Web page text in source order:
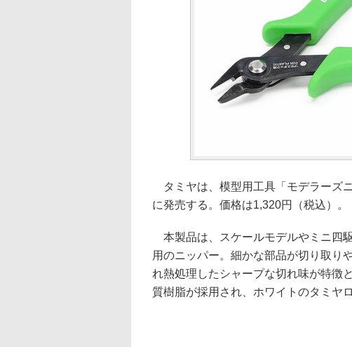
タミヤは、模型用工具「モデラーズ
に発売する。価格は1,320円（税込）。
本製品は、スケールモデルやミニ四
用のニッパー。細かな部品が切り取り
れ熱処理したシャープな切れ味が特徴
質樹脂が採用され、ホワイトのタミヤ